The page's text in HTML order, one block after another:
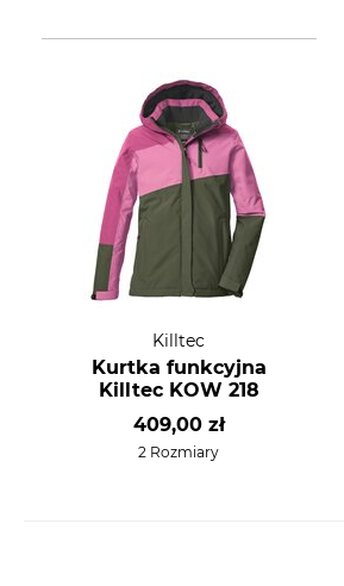
Killtec
Kurtka funkcyjna
Killtec KOW 218
409,00 zł
2 Rozmiary